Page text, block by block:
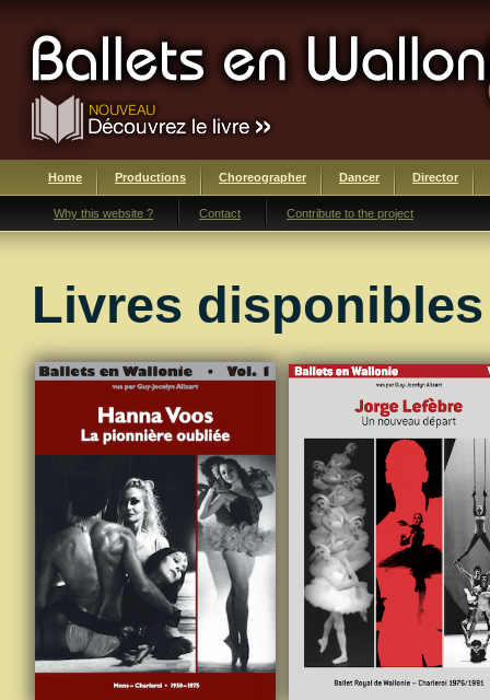
Home Productions Choreographer Dancer Director
Why this website ? Contact Contribute to the project
Livres disponibles